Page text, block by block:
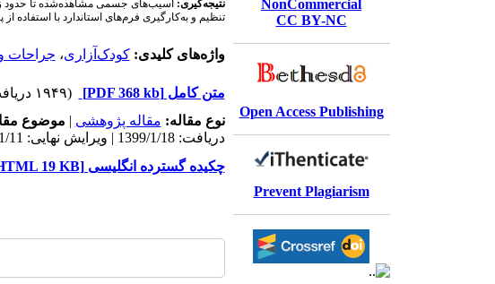
NonCommercial
CC BY-NC
Open Access Publishing
Prevent Plagiarism
نتیجه‌گیری: آسیب‌های جسمی مشاهده‌شده تا حدود
تنظیم و به‌کارگیری فرم‌های استاندارد با استفاده
واژه‌های کلیدی:کودک‌آزاری، جراحات
متن کامل[PDF 368 kb]
(۱۹۴۹ دریافت)
نوع مقاله: مقاله پژوهشی | موضوع
دریافت: 1399/1/18 | ویرایش نهایی: 1399/11/11 | پذیرش: 1399/1/28 | انتشار الکترونیک: 1399/5/1
چکیده گسترده انگلیسی [HTML 19 KB]